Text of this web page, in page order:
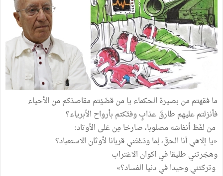
ما فقهتم من بصيرة الحكماء يا من قضَيْتم مقاصدَكم من الأحياء
فأنزلتم عليهم طارقَ عذابٍ وفتّكتم بأرواح الأبرياء؟
من لفَظ أنفاسَه مصلوبا، صارخا مِن عَلى الأوتاد:
«يا إلاهي أنا الحقّ، لِما ودَعْتَني قربانا لأوثان الاستعباد؟
وهجَرتني طليقا في اكوان الاغتراب
وتركتني وحيدا في دنيا الفساد؟»